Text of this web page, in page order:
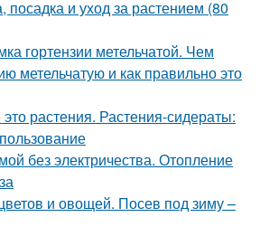
посадка и уход за растением (80
гортензии метельчатой. Чем
метельчатую и как правильно это
растения. Растения-сидераты:
без электричества. Отопление
и овощей. Посев под зиму –